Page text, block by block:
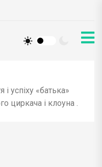
і успіху «батька»
циркача і клоуна .